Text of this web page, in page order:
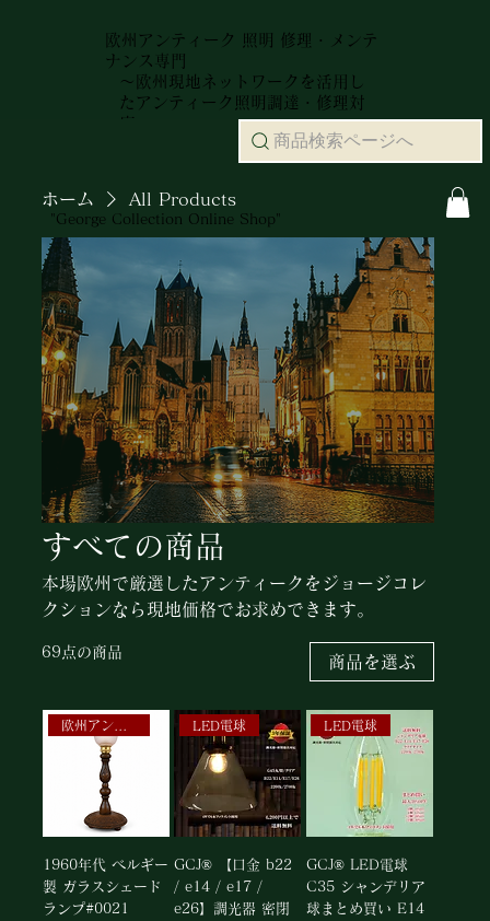
欧州アンティーク 照明 修理・メンテ
ナンス専門
～欧州現地ネットワークを活用し
たアンティーク照明調達・修理対
応～
商品検索ページへ
ホーム All Products
すべての商品
本場欧州で厳選したアンティークをジョージコレ
クションなら現地価格でお求めできます。
69点の商品
商品を選ぶ
欧州アンティーク照明
1960年代 ベルギー
製 ガラスシェード
ランプ#0021
LED電球
GCJ® 【口金 b22
/ e14 / e17 /
e26】調光器 密閉
LED電球
GCJ® LED電球
C35 シャンデリア
球まとめ買い E14
"George Collection Online Shop"